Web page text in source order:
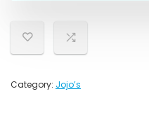
Category: Jojo’s